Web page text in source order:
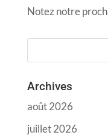
Notez notre
Archives
août 2026
juillet 2026